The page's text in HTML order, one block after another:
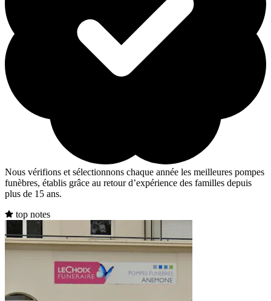
Nous vérifions et sélectionnons chaque année les meilleures pompes
funèbres, établis grâce au retour d’expérience des familles depuis
plus de 15 ans.
top notes